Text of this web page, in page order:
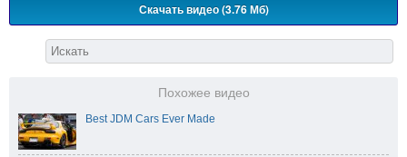
Скачать видео (3.76 Мб)
Похожее видео
Best JDM Cars Ever Made